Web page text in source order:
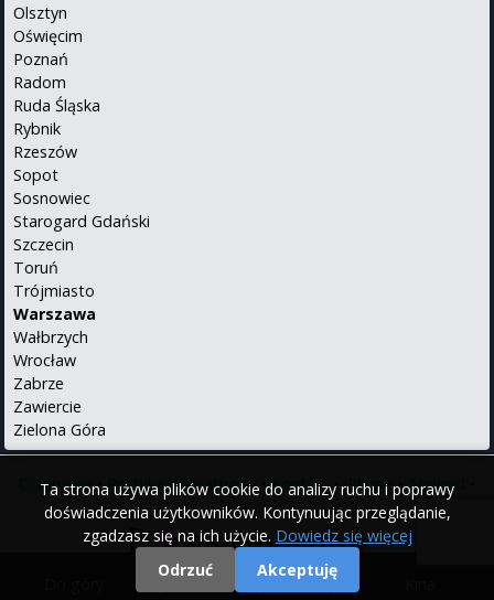
Ta strona używa plików cookie do analizy ruchu i poprawy
doświadczenia użytkowników. Kontynuując przeglądanie,
zgadzasz się na ich użycie. Dowiedz się więcej
Odrzuć
Akceptuję
Olsztyn
Oświęcim
Poznań
Radom
Ruda Śląska
Rybnik
Rzeszów
Sopot
Sosnowiec
Starogard Gdański
Szczecin
Toruń
Trójmiasto
Warszawa
Wałbrzych
Wrocław
Zabrze
Zawiercie
Zielona Góra
|
O serwisie•Polityka prywatności•Kontakt•iPhone•Android
English
© 2000 - 2026 Repertuary.pl